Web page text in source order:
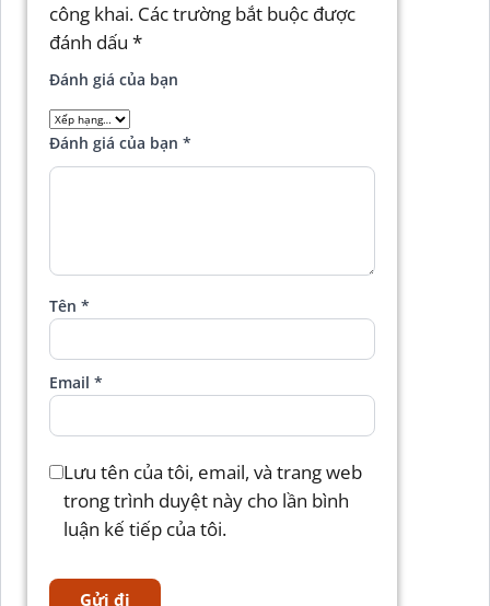
công khai. Các trường bắt buộc được
đánh dấu *
Đánh giá của bạn
Đánh giá của bạn *
Tên *
Email *
Lưu tên của tôi, email, và trang web
trong trình duyệt này cho lần bình
luận kế tiếp của tôi.